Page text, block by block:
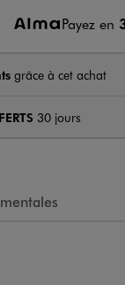
Payez en
grâce à cet achat
30 jours